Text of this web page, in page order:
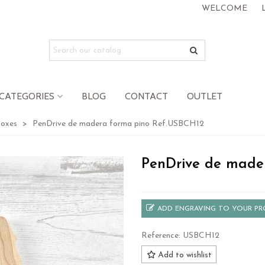
WELCOME
BLOG CONTACT OUTLET
> PenDrive de madera forma pino Ref.USBCH12
PenDrive de
ADD ENGRAVING TO YOUR
Reference: USBCH12
Add to wishlist